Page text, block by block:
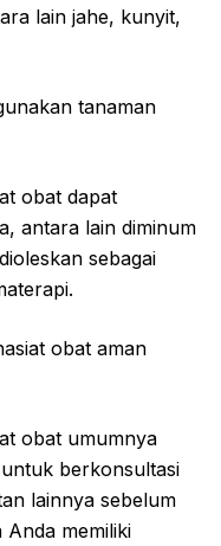
lain jahe, kunyit,
tanaman
obat dapat
antara lain diminum
sebagai
obat aman
obat umumnya
berkonsultasi
lainnya sebelum
memiliki